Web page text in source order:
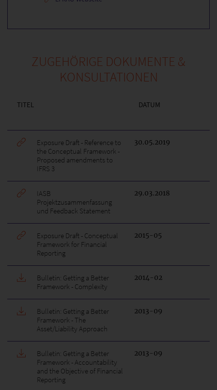
ZUGEHÖRIGE DOKUMENTE &
KONSULTATIONEN
TITEL DATUM
Exposure Draft - Reference to
the Conceptual Framework -
Proposed amendments to
IFRS 3
30.05.2019
IASB
Projektzusammenfassung
und Feedback Statement
29.03.2018
Exposure Draft - Conceptual
Framework for Financial
Reporting
2015-05
Bulletin: Getting a Better
Framework - Complexity
2014-02
Bulletin: Getting a Better
Framework - The
Asset/Liability Approach
2013-09
Bulletin: Getting a Better
Framework - Accountability
and the Objective of Financial
Reporting
2013-09